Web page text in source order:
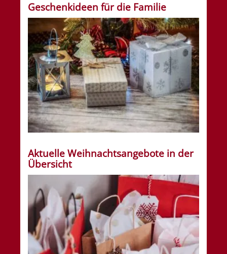
Geschenkideen für die Familie
Aktuelle Weihnachtsangebote in der
Übersicht